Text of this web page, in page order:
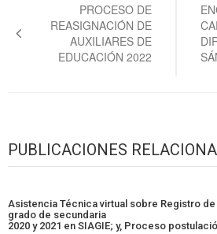
entradas
PROCESO DE
REASIGNACIÓN DE
AUXILIARES DE
EDUCACIÓN 2022
PUBLICACIONES
Asistencia Técnica virtual sobre Registro
grado de secundaria
2020 y 2021 en SIAGIE; y, Proceso